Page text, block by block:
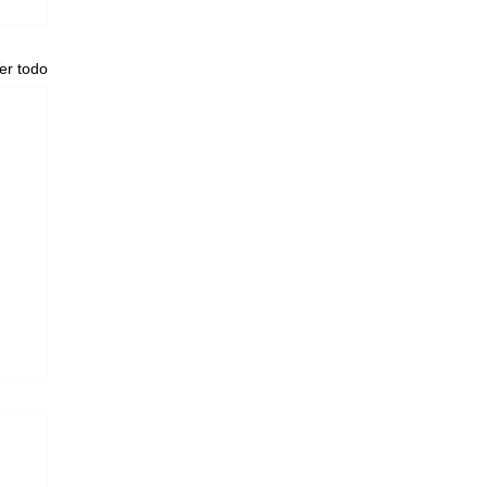
todo